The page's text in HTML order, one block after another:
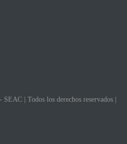
| Todos los derechos reservados |